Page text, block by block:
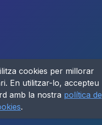
cookies per millorar
En utilitzar-lo, accepteu
amb la nostra política de
.